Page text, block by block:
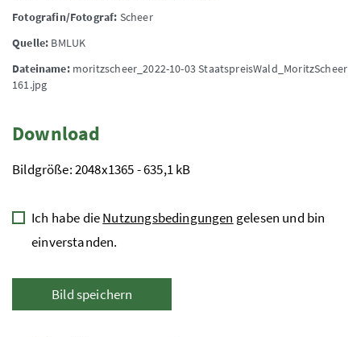
Fotografin/Fotograf: Scheer
Quelle: BMLUK
Dateiname:moritzscheer_2022-10-03 StaatspreisWald_MoritzScheer
161.jpg
Download
Bildgröße: 2048x1365 - 635,1 kB
Ich habe dieNutzungsbedingungen gelesen und bin
einverstanden.
Bild speichern